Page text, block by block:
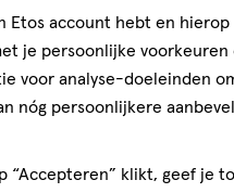
De precieze oorzaak
een rol speelt.
andere oor ontstaan.
bij de ziekte van
dagen aanhouden.
Etos account hebt en
je persoonlijke
voor analyse-doeleinden
nóg persoonlijkere
“Accepteren” klikt, geef je